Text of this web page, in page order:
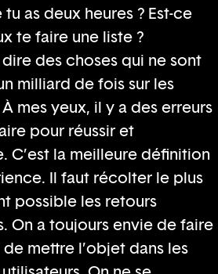
tu as deux heures ? Est-ce
te faire une liste ?
des choses qui ne sont
milliard de fois sur les
mes yeux, il y a des erreurs
pour réussir et
C’est la meilleure définition
Il faut récolter le plus
possible les retours
On a toujours envie de faire
mettre l’objet dans les